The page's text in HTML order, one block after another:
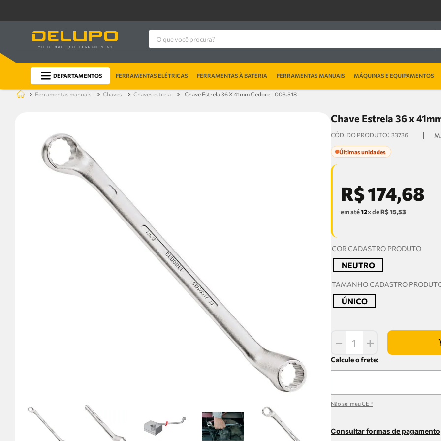
O que você procura?
DEPARTAMENTOS FERRAMENTAS ELÉTRICAS FERRAMENTAS À BATERIA FERRAMENTAS MANUAIS MÁQUINAS E EQUIPAMENTOS
ferramentas manuais chaves chaves estrela Chave Estrela 36 X 41mm Gedore - 003.518
Chave Estrela 36 x
: 33736
Últimas unidades
R$174,68
em até12x deR$15,53
COR CADASTRO PRODUTO
NEUTRO
TAMANHO CADASTRO
ÚNICO
＋
－
Não sei meu CEP
Consultar formas de pagamento